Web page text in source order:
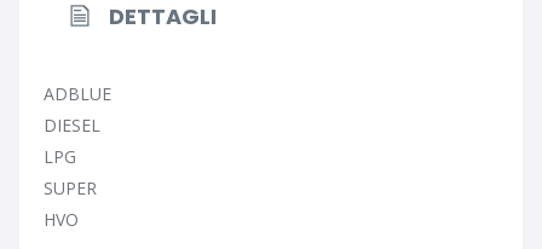
DETTAGLI
ADBLUE
DIESEL
LPG
SUPER
HVO